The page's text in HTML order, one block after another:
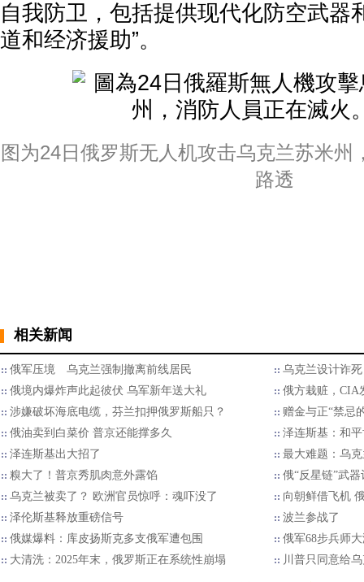
自我防卫，包括提供现代化防空武器
道和经济援助”。
图为24日俄罗斯无人机攻击乌克兰苏米州
路透
相关新闻
俄军压境 乌克兰强制撤离前线居民
乌克兰设计诈
俄境内爆炸声此起彼伏 乌军新年送大礼
俄方栽赃，CIA
涉嫌破坏海底电缆，芬兰扣押俄罗斯船只？
赠金与正“禁忌
俄油卖到白菜价 普京还能撑多久
泽连斯基：和
泽连斯基出大招了
最大难题：乌
糗大了！普京秀肌肉意外露馅
俄“反星链”武
乌克兰被卖了？ 欧洲官员惊呼：魂吓没了
向朝鲜借飞机
泽伦斯基释放重磅信号
波兰参战了
俄媒爆料：库皮扬斯克多支俄军遭包围
俄军68步兵师
大清洗：2025年末，俄罗斯正在系统性崩塌
川普只同意给